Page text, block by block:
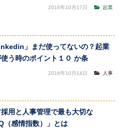
2016年10月17日 起業
」まだ使ってないの？起業
う時のポイント１０ か条
2016年10月14日 人事
採用と人事管理で最も大切な
（感情指数）」とは